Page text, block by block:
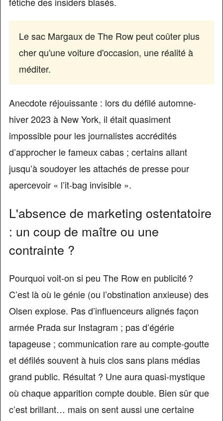
Le sac Margaux de The Row peut coûter plus
cher qu'une voiture d'occasion, une réalité à
méditer.
Anecdote réjouissante : lors du défilé automne-
hiver 2023 à New York, il était quasiment
impossible pour les journalistes accrédités
d’approcher le fameux cabas ; certains allant
jusqu’à soudoyer les attachés de presse pour
apercevoir « l’it-bag invisible ».
L'absence de marketing ostentatoire
: un coup de maître ou une
contrainte ?
Pourquoi voit-on si peu The Row en publicité ?
C’est là où le génie (ou l’obstination anxieuse) des
Olsen explose. Pas d’influenceurs alignés façon
armée Prada sur Instagram ; pas d’égérie
tapageuse ; communication rare au compte-goutte
et défilés souvent à huis clos sans plans médias
grand public. Résultat ? Une aura quasi-mystique
où chaque apparition compte double. Bien sûr que
c’est brillant… mais on sent aussi une certaine